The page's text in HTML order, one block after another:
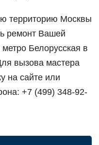
территорию Москвы
ремонт Вашей
Белорусская в
вызова мастера
на сайте или
+7 (499) 348-92-